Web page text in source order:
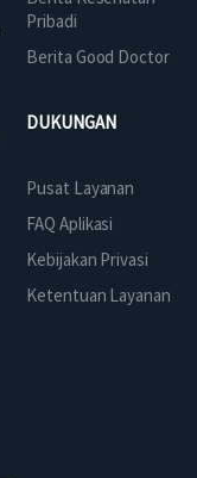
Pribadi
Berita Good Doctor
DUKUNGAN
Pusat Layanan
FAQ Aplikasi
Kebijakan Privasi
Ketentuan Layanan